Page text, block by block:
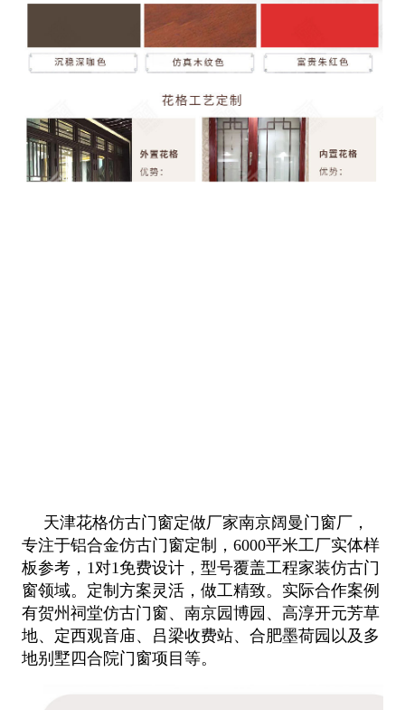
天津花格仿古门窗定做厂家南京阔曼门窗厂，
专注于铝合金仿古门窗定制，6000平米工厂实体样
板参考，1对1免费设计，型号覆盖工程家装仿古门
窗领域。定制方案灵活，做工精致。实际合作案例
有贺州祠堂仿古门窗、南京园博园、高淳开元芳草
地、定西观音庙、吕梁收费站、合肥墨荷园以及多
地别墅四合院门窗项目等。